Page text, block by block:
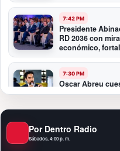
7:42 PM
Presidente
RD 2036 con
económico,
productividad
7:30 PM
Oscar Abreu
Nacional de
12:40 AM
Fortaleza del
Por Dentro Radio
Sábados, 4:00 p. m.